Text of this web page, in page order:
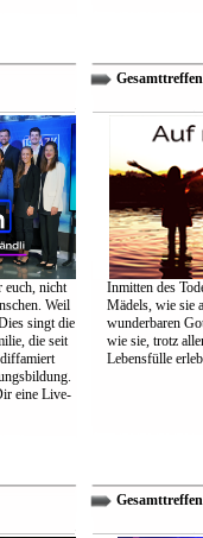
euch, nicht
Weil
singt die
die seit
eine Live-
Inmitten des
Mädels, wie sie
wunderbaren
wie sie, trotz
Lebensfülle